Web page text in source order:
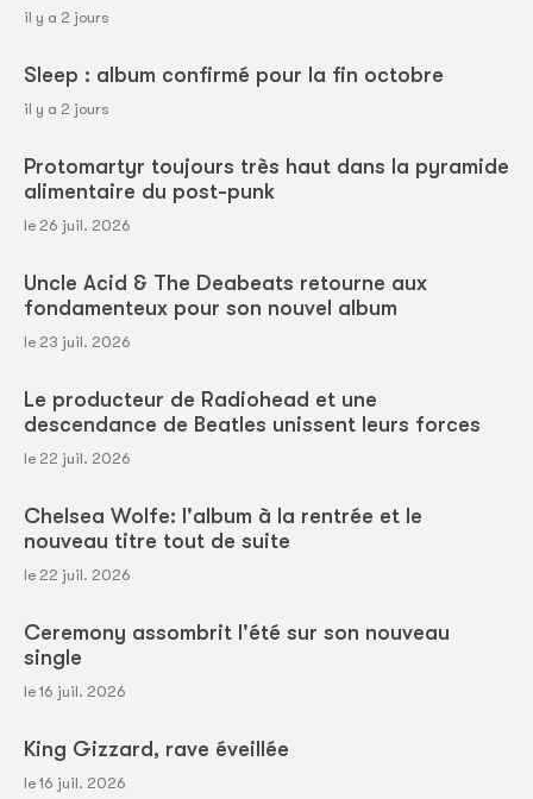
il y a 2 jours
Sleep : album confirmé pour la fin octobre
il y a 2 jours
Protomartyr toujours très haut dans la pyramide
alimentaire du post-punk
le 26 juil. 2026
Uncle Acid & The Deabeats retourne aux
fondamenteux pour son nouvel album
le 23 juil. 2026
Le producteur de Radiohead et une
descendance de Beatles unissent leurs forces
le 22 juil. 2026
Chelsea Wolfe: l'album à la rentrée et le
nouveau titre tout de suite
le 22 juil. 2026
Ceremony assombrit l'été sur son nouveau
single
le 16 juil. 2026
King Gizzard, rave éveillée
le 16 juil. 2026